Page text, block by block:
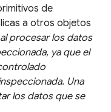
de
a otros objetos
procesar los datos
ya que el
Una
los datos que se